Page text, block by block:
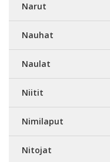
Narut
Nauhat
Naulat
Niitit
Nimilaput
Nitojat